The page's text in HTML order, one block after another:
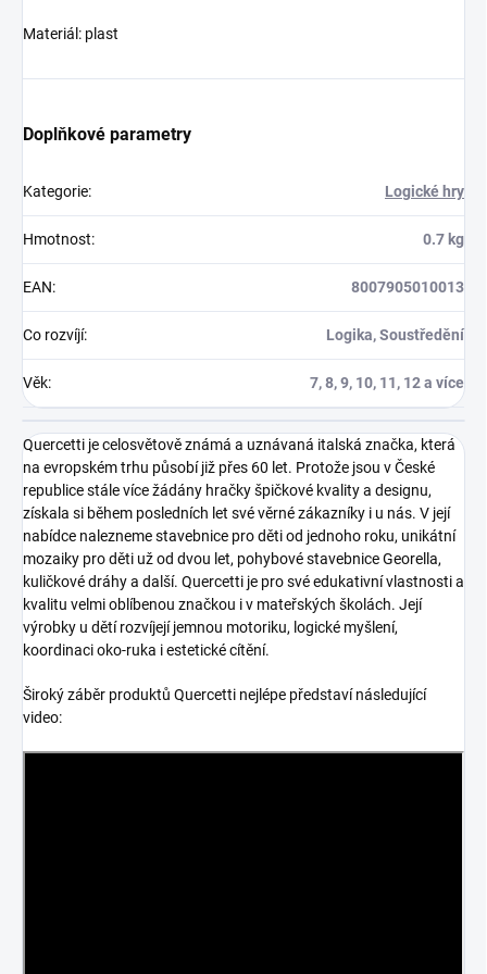
Materiál: plast
Doplňkové parametry
Kategorie: Logické hry
Hmotnost: 0.7 kg
EAN: 8007905010013
Co rozvíjí: Logika, Soustředění
Věk: 7, 8, 9, 10, 11, 12 a více
Quercetti je celosvětově známá a uznávaná italská značka, která
na evropském trhu působí již přes 60 let. Protože jsou v České
republice stále více žádány hračky špičkové kvality a designu,
získala si během posledních let své věrné zákazníky i u nás. V její
nabídce nalezneme stavebnice pro děti od jednoho roku, unikátní
mozaiky pro děti už od dvou let, pohybové stavebnice Georella,
kuličkové dráhy a další. Quercetti je pro své edukativní vlastnosti a
kvalitu velmi oblíbenou značkou i v mateřských školách. Její
výrobky u dětí rozvíjejí jemnou motoriku, logické myšlení,
koordinaci oko-ruka i estetické cítění.
Široký záběr produktů Quercetti nejlépe představí následující
video: